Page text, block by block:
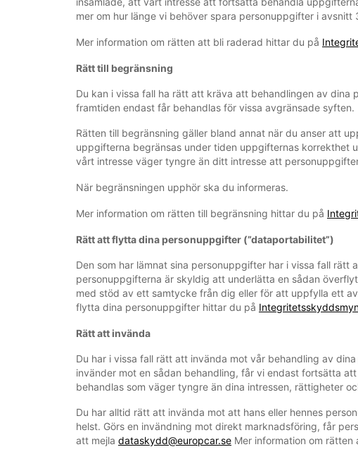
mer om hur länge vi behöver spara personuppgifter i avsnitt
Mer information om rätten att bli raderad hittar du på
Rätt till begränsning
Du kan i vissa fall ha rätt att kräva att behandlingen av
framtiden endast får behandlas för vissa avgränsade syften.
Rätten till begränsning gäller bland annat när du anser att
uppgifterna begränsas under tiden uppgifternas korrekthet
vårt intresse väger tyngre än ditt intresse att
När begränsningen upphör ska du informeras.
Mer information om rätten till begränsning hittar du på
Rätt att flytta dina personuppgifter (”dataportabilitet”)
Den som har lämnat sina personuppgifter har i vissa fall
personuppgifterna är skyldig att underlätta en sådan
med stöd av ett samtycke från dig eller för att uppfylla ett
flytta dina personuppgifter hittar du på
Rätt att invända
Du har i vissa fall rätt att invända mot vår behandling av
invänder mot en sådan behandling, får vi endast fortsätta
behandlas som väger tyngre än dina intressen, rättigheter
Du har alltid rätt att invända mot att hans eller hennes
helst. Görs en invändning mot direkt marknadsföring, får
att mejla dataskydd@europcar.se Mer information om